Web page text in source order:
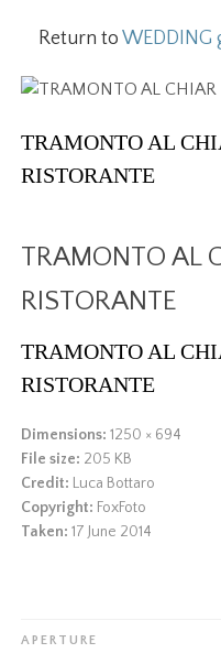
Return toWEDDING
TRAMONTO AL
RISTORANTE
TRAMONTO AL
RISTORANTE
TRAMONTO AL
RISTORANTE
Dimensions: 1250 × 694
File size: 205 KB
Credit: Luca Bottaro
Copyright: FoxFoto
Taken: 17 June 2014
APERTURE